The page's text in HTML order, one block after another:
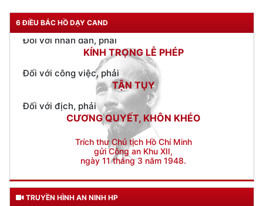
6 ĐIỀU BÁC HỒ DẠY CAND
Đối với công việc, phải
TẬN TỤY
CƯƠNG QUYẾT, KHÔN KHÉO
Trích thư Chủ tịch Hồ Chí Minh
gửi Công an Khu XII,
ngày 11 tháng 3 năm 1948.
TRUYỀN HÌNH AN NINH HP